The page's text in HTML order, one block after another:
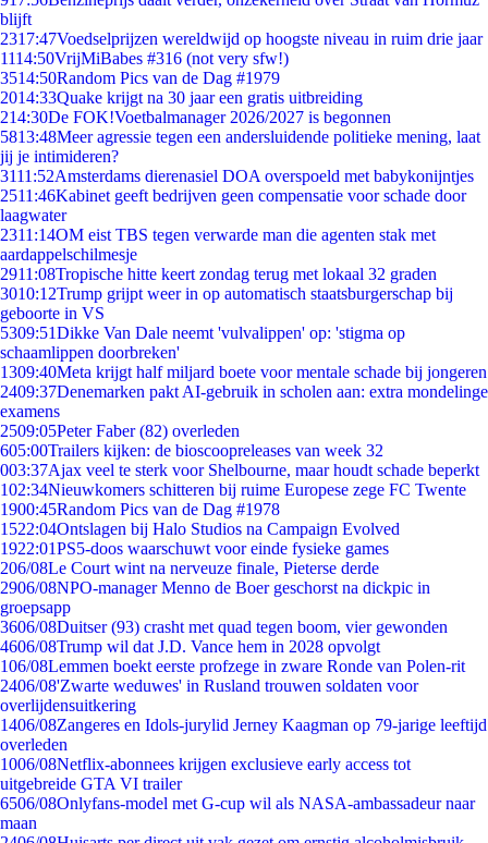
blijft
2317:47Voedselprijzen wereldwijd op hoogste niveau in ruim drie jaar
1114:50VrijMiBabes #316 (not very sfw!)
3514:50Random Pics van de Dag #1979
2014:33Quake krijgt na 30 jaar een gratis uitbreiding
214:30De FOK!Voetbalmanager 2026/2027 is begonnen
5813:48Meer agressie tegen een andersluidende politieke mening, laat
jij je intimideren?
3111:52Amsterdams dierenasiel DOA overspoeld met babykonijntjes
2511:46Kabinet geeft bedrijven geen compensatie voor schade door
laagwater
2311:14OM eist TBS tegen verwarde man die agenten stak met
aardappelschilmesje
2911:08Tropische hitte keert zondag terug met lokaal 32 graden
3010:12Trump grijpt weer in op automatisch staatsburgerschap bij
geboorte in VS
5309:51Dikke Van Dale neemt 'vulvalippen' op: 'stigma op
schaamlippen doorbreken'
1309:40Meta krijgt half miljard boete voor mentale schade bij jongeren
2409:37Denemarken pakt AI-gebruik in scholen aan: extra mondelinge
examens
2509:05Peter Faber (82) overleden
605:00Trailers kijken: de bioscoopreleases van week 32
003:37Ajax veel te sterk voor Shelbourne, maar houdt schade beperkt
102:34Nieuwkomers schitteren bij ruime Europese zege FC Twente
1900:45Random Pics van de Dag #1978
1522:04Ontslagen bij Halo Studios na Campaign Evolved
1922:01PS5-doos waarschuwt voor einde fysieke games
206/08Le Court wint na nerveuze finale, Pieterse derde
2906/08NPO-manager Menno de Boer geschorst na dickpic in
groepsapp
3606/08Duitser (93) crasht met quad tegen boom, vier gewonden
4606/08Trump wil dat J.D. Vance hem in 2028 opvolgt
106/08Lemmen boekt eerste profzege in zware Ronde van Polen-rit
2406/08'Zwarte weduwes' in Rusland trouwen soldaten voor
overlijdensuitkering
1406/08Zangeres en Idols-jurylid Jerney Kaagman op 79-jarige leeftijd
overleden
1006/08Netflix-abonnees krijgen exclusieve early access tot
uitgebreide GTA VI trailer
6506/08Onlyfans-model met G-cup wil als NASA-ambassadeur naar
maan